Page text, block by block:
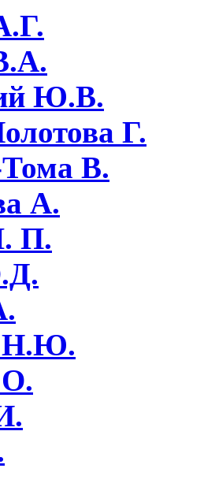
Ю.В.
Г.
В.
А.
П.
Н.Ю.